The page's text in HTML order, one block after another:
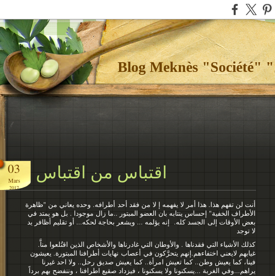
03
Mars
2017
اقتباس من اقتباس
أنت لن تفهم هذا. هذا أمر لا يفهمه إ لا من فقد أحد أطرافه. وحده يعاني من "ظاهرة
الأطراف الخفية" إحساس ينتابه بان العضو المبتور ..ما زال موجودا . بل هو يمتد في
بعض الأوقات إلى الجسد كله. إنه يؤلمه ... ويشعر بحاجة لحكه... أو تقليم أظافر يد
لا توجد
كذلك الأشياء التي فقدناها . والأوطان التي غادرناها والأشخاص الذين اقتُلعوا مناَّ.
غيابهم لايعني اختفاءهم.إنهم يتحرَّكون في أعصاب نهايات أطرافنا المبتورة. يعيشون
فينا، كما يعيش وطن.. كما تعيش امرأة.. كما يعيش صديق رحل.. ولا احد غيرنا
يراهم...وفي الغربة ...يسكنونا ولا يسكنونا ، فيزداد صقيع اطرافنا ، وننفضح بهم برداً